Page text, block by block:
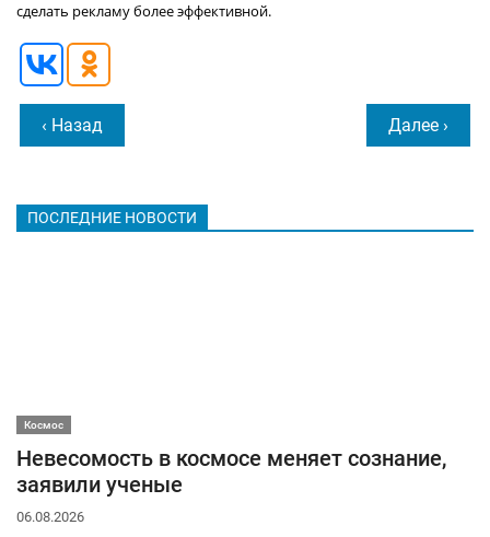
сделать рекламу более эффективной.
‹ Назад Далее ›
ПОСЛЕДНИЕ НОВОСТИ
Космос
Невесомость в космосе меняет сознание,
заявили ученые
06.08.2026